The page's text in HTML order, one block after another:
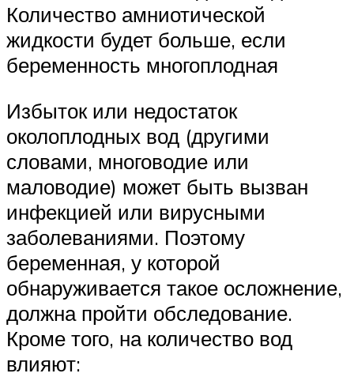
Количество амниотической
жидкости будет больше, если
беременность многоплодная
Избыток или недостаток
околоплодных вод (другими
словами, многоводие или
маловодие) может быть вызван
инфекцией или вирусными
заболеваниями. Поэтому
беременная, у которой
обнаруживается такое осложнение,
должна пройти обследование.
Кроме того, на количество вод
влияют: